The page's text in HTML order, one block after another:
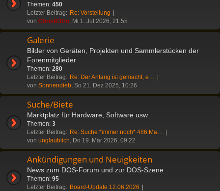
Themen: 450
Letzter Beitrag: Re: Vorstellung
von ChrisR3tro, Mi 1. Jul 2026, 21:55
Galerie
Bilder von Geräten, Projekten und Sammlerstücken der
Forenmitglieder
Themen: 280
Letzter Beitrag: Re: Der Anfang ist gemacht, e…
von Sonnendieb, So 21. Dez 2025, 10:26
Suche/Biete
Marktplatz für Hardware, Software usw.
Themen: 3
Letzter Beitrag: Re: Suche *immer noch* 486 Ma…
von unglaublich, Do 19. Mär 2026, 09:22
Ankündigungen und Neuigkeiten
News zum DOS-Forum und zur DOS-Szene
Themen: 95
Letzter Beitrag: Board-Update 12.06.2026